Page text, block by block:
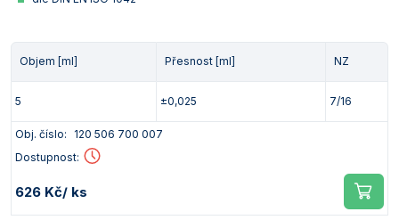
Objem [ml] Přesnost [ml] NZ
5 ±0,025 7/16
Obj. číslo:
120 506 700 007
Dostupnost:
626 Kč/ ks